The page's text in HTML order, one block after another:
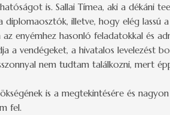
is. Sallai Tímea, aki a dékáni
illetve, hogy elég lassú
enyémhez hasonló feladatokkal és
a vendégeket, a hivatalos levelezést
nem tudtam találkozni, mert
is a megtekintésére és
fel.